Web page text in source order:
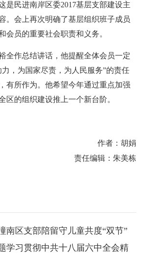
是民进南岸区委2017基层支部建设主
。会上再次明确了基层组织班子成员
会员的重要社会职责和义务。
全作总结讲话，他提醒全体会员一定
，为国家尽责，为人民服务”的责任
有所作为。他希望今年通过重点加强
区的组织建设推上一个新台阶。
作者：胡娟
责任编辑：朱美栋
南区支部陪留守儿童共度“双节”
学习贯彻中共十八届六中全会精